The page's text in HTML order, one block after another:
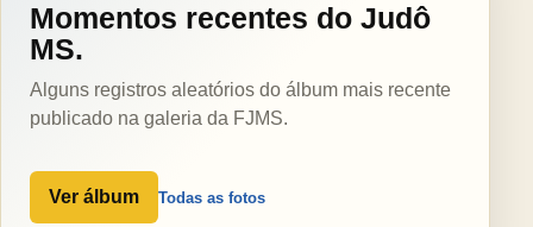
Momentos recentes do Judô
MS.
Alguns registros aleatórios do álbum mais recente
publicado na galeria da FJMS.
Ver álbum Todas as fotos